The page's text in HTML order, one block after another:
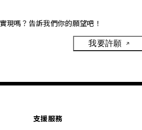
現嗎？告訴我們你的願望吧！
我要許願
支援服務